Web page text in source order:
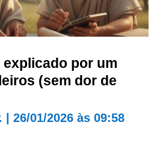
por um
(sem dor de
26/01/2026 às 09:58